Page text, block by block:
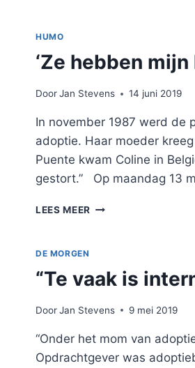
MEE
HET
HUMO
‘Ze hebben
DoorJan Stevens 14 juni 2019
In november 1987 werd de
adoptie. Haar moeder
Puente kwam Coline in
gestort.” Op maandag 13
LEES MEER ‘ZE
DE MORGEN
“Te vaak is
DoorJan Stevens 9 mei 2019
“Onder het mom van
Opdrachtgever was